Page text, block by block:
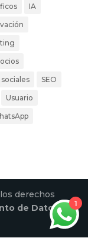
IA
SEO
Usuario
derechos
de Datos
1